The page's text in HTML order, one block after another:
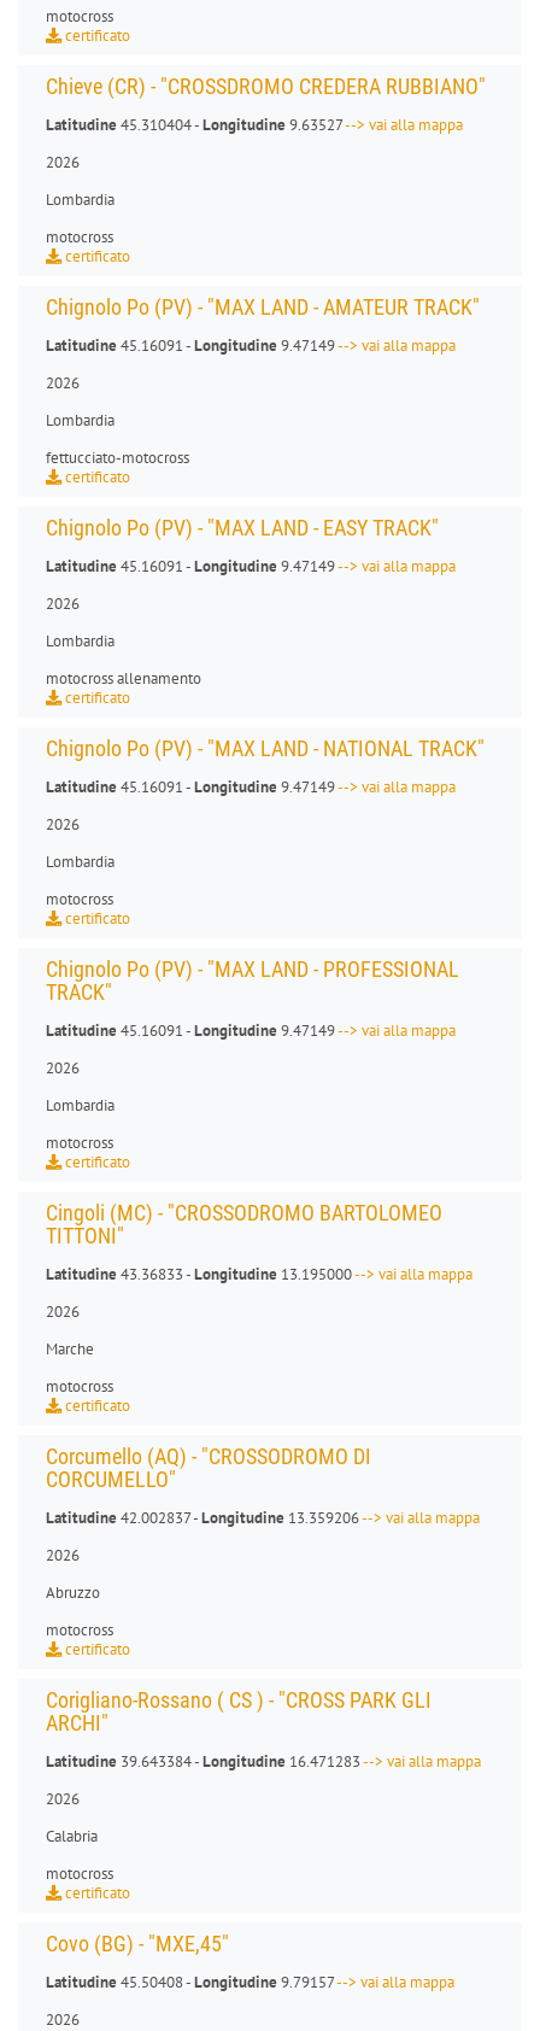
motocross
certificato
Chieve (CR) - "CROSSDROMO CREDERA RUBBIANO"
Latitudine45.310404 -Longitudine9.63527--> vai alla mappa
2026
Lombardia
motocross
certificato
Chignolo Po (PV) - "MAX LAND - AMATEUR TRACK"
Latitudine45.16091 -Longitudine9.47149--> vai alla mappa
2026
Lombardia
fettucciato-motocross
certificato
Chignolo Po (PV) - "MAX LAND - EASY TRACK"
Latitudine45.16091 -Longitudine9.47149--> vai alla mappa
2026
Lombardia
motocross allenamento
certificato
Chignolo Po (PV) - "MAX LAND - NATIONAL TRACK"
Latitudine45.16091 -Longitudine9.47149--> vai alla mappa
2026
Lombardia
motocross
certificato
Chignolo Po (PV) - "MAX LAND - PROFESSIONAL
TRACK"
Latitudine45.16091 -Longitudine9.47149--> vai alla mappa
2026
Lombardia
motocross
certificato
Cingoli (MC) - "CROSSODROMO BARTOLOMEO
TITTONI"
Latitudine43.36833 -Longitudine 13.195000--> vai alla mappa
2026
Marche
motocross
certificato
Corcumello (AQ) - "CROSSODROMO DI
CORCUMELLO"
Latitudine42.002837 -Longitudine 13.359206--> vai alla mappa
2026
Abruzzo
motocross
certificato
Corigliano-Rossano ( CS ) - "CROSS PARK GLI
ARCHI"
Latitudine 39.643384 -Longitudine 16.471283--> vai alla mappa
2026
Calabria
motocross
certificato
Covo (BG) - "MXE,45"
Latitudine45.50408 -Longitudine9.79157--> vai alla mappa
2026